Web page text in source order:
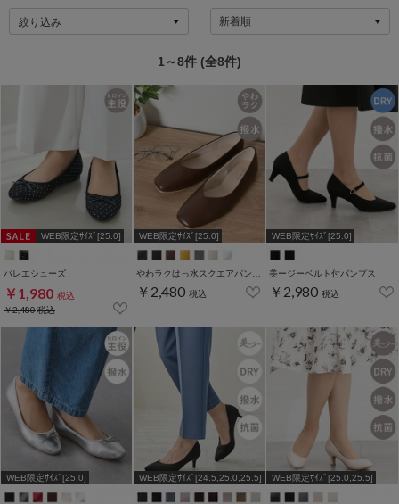
絞り込み
1～8件 (全8件)
WEB限定ｻｲｽﾞ[25.0]
バレエシューズ
￥1,980 税込
￥2,480税込
WEB限定ｻｲｽﾞ[25.0]
￥2,480 税込
WEB限定ｻｲｽﾞ[25.0]
美ージーベルト付パンプス
￥2,980 税込
WEB限定ｻｲｽﾞ[25.0] WEB限定ｻｲｽﾞ[24.5,25.0,25.5] WEB限定ｻｲｽﾞ[25.0,25.5]